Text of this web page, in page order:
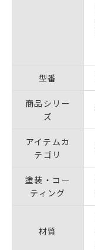
型番
商品シリー
ズ
アイテムカ
テゴリ
塗装・コー
ティング
材質